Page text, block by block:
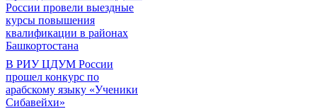
России провели выездные
курсы повышения
квалификации в районах
Башкортостана
В РИУ ЦДУМ России
прошел конкурс по
арабскому языку «Ученики
Сибавейхи»